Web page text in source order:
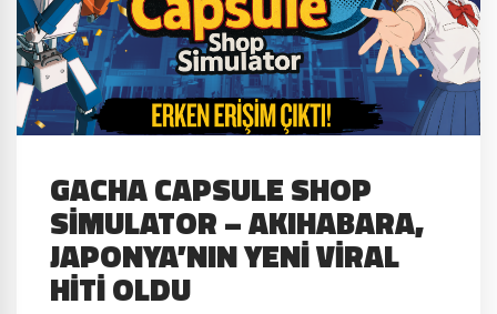
GACHA CAPSULE SHOP
SIMULATOR – AKIHABARA,
JAPONYA’NIN YENI VIRAL
HITI OLDU